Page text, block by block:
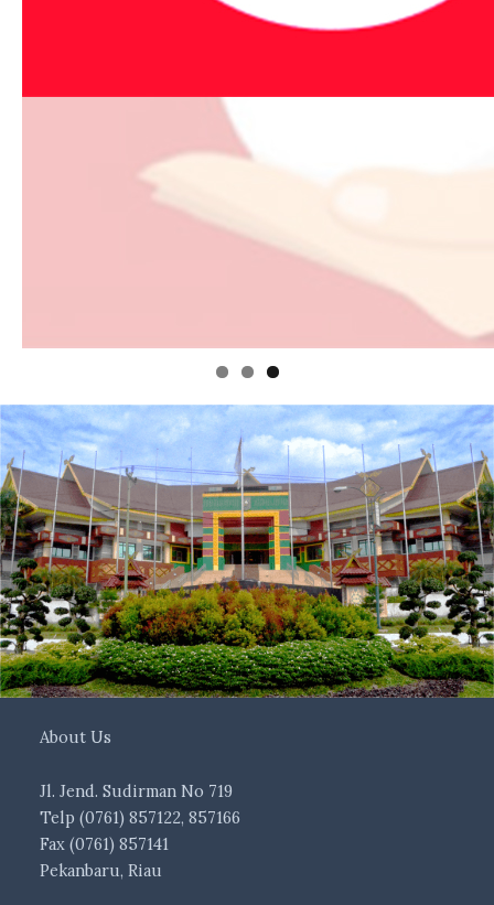
About Us
Jl. Jend. Sudirman No 719
Telp (0761) 857122, 857166
Fax (0761) 857141
Pekanbaru, Riau